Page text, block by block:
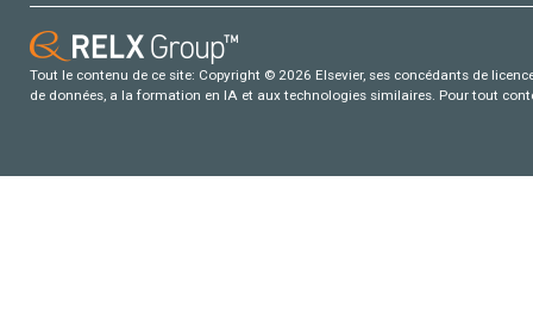
Tout le contenu de ce site: Copyright © 2026 Elsevier, ses concédants de
de données, a la formation en IA et aux technologies similaires. Pour tout